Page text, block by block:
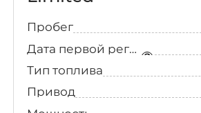
Пробег
Дата первой регистрации
Тип топлива
Привод